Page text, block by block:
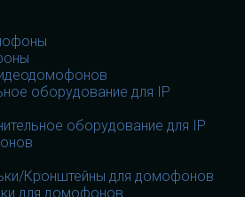
оборудование для IP
оборудование для IP
Кронштейны для домофонов
для домофонов